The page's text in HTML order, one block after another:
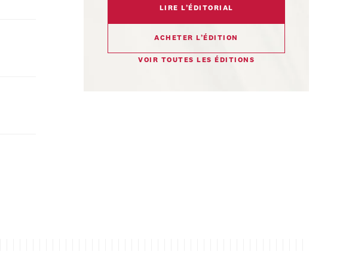
LIRE L’ÉDITORIAL
ACHETER L’ÉDITION
VOIR TOUTES LES ÉDITIONS